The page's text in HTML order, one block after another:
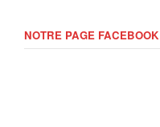
NOTRE PAGE FACEBOOK